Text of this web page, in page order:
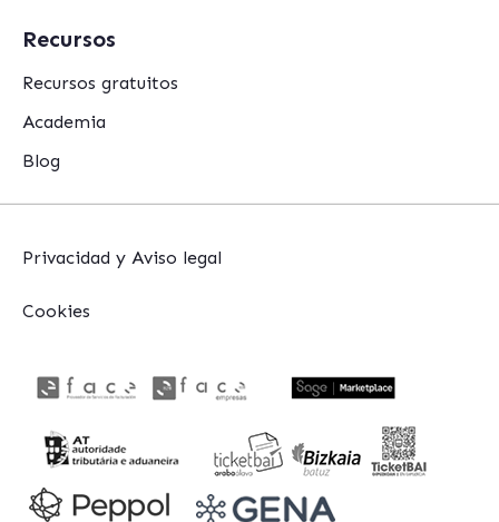
Recursos
Recursos gratuitos
Academia
Blog
Privacidad y Aviso legal
Cookies